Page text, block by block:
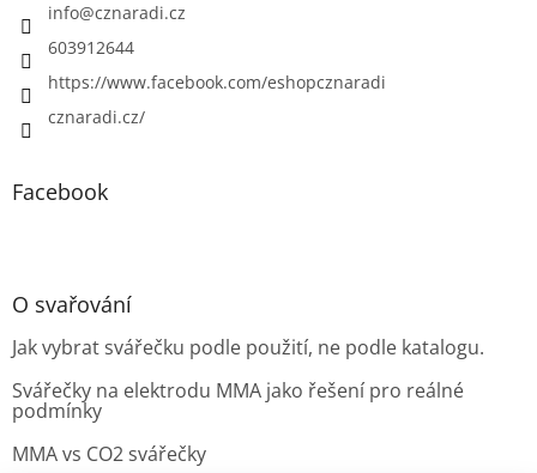
info@cznaradi.cz
603912644
https://www.facebook.com/eshopcznaradi
cznaradi.cz/
Facebook
O svařování
Jak vybrat svářečku podle použití, ne podle katalogu.
Svářečky na elektrodu MMA jako řešení pro reálné
podmínky
MMA vs CO2 svářečky